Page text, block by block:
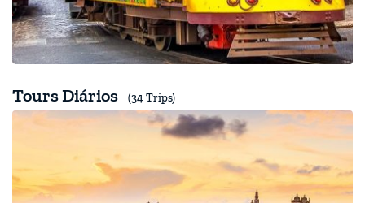
Tours Diários (34 Trips)